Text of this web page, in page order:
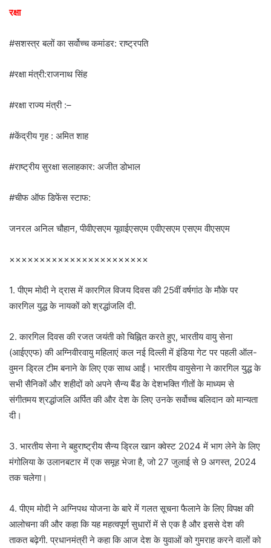
रक्षा
#सशस्त्र बलों का सर्वोच्च कमांडर: राष्ट्रपति
#रक्षा मंत्री:राजनाथ सिंह
#रक्षा राज्य मंत्री :–
#केंद्रीय गृह : अमित शाह
#राष्ट्रीय सुरक्षा सलाहकार: अजीत डोभाल
#चीफ ऑफ डिफेंस स्टाफ:
जनरल अनिल चौहान, पीवीएसएम यूवाईएसएम एवीएसएम एसएम वीएसएम
×××××××××××××××××××××××
1. पीएम मोदी ने द्रास में कारगिल विजय दिवस की 25वीं वर्षगांठ के मौके पर
कारगिल युद्ध के नायकों को श्रद्धांजलि दी.
2. कारगिल दिवस की रजत जयंती को चिह्नित करते हुए, भारतीय वायु सेना
(आईएएफ) की अग्निवीरवायु महिलाएं कल नई दिल्ली में इंडिया गेट पर पहली ऑल-
वुमन ड्रिल टीम बनाने के लिए एक साथ आईं। भारतीय वायुसेना ने कारगिल युद्ध के
सभी सैनिकों और शहीदों को अपने सैन्य बैंड के देशभक्ति गीतों के माध्यम से
संगीतमय श्रद्धांजलि अर्पित की और देश के लिए उनके सर्वोच्च बलिदान को मान्यता
दी।
3. भारतीय सेना ने बहुराष्ट्रीय सैन्य ड्रिल खान क्वेस्ट 2024 में भाग लेने के लिए
मंगोलिया के उलानबटार में एक समूह भेजा है, जो 27 जुलाई से 9 अगस्त, 2024
तक चलेगा।
4. पीएम मोदी ने अग्निपथ योजना के बारे में गलत सूचना फैलाने के लिए विपक्ष की
आलोचना की और कहा कि यह महत्वपूर्ण सुधारों में से एक है और इससे देश की
ताकत बढ़ेगी. प्रधानमंत्री ने कहा कि आज देश के युवाओं को गुमराह करने वालों को